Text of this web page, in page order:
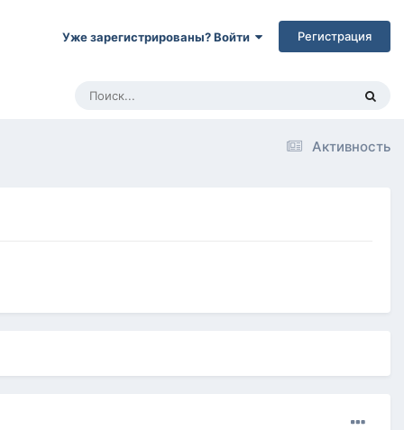
Уже зарегистрированы? Войти Регистрация
Активность